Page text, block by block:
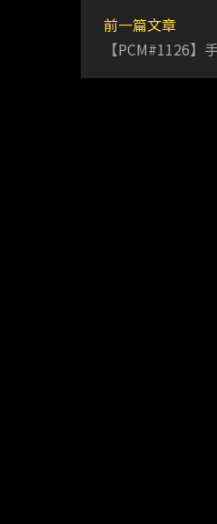
前一篇文章
【PCM#1126】